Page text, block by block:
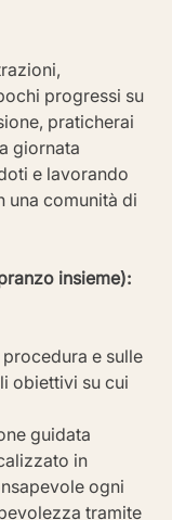
progressi su
praticherai
giornata
e lavorando
una comunità di
insieme):
e sulle
obiettivi su cui
guidata
in
ogni
tramite